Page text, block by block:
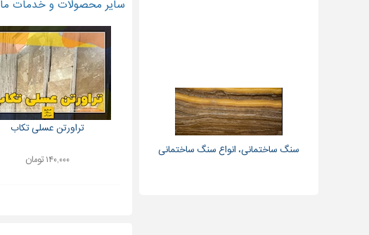
سایر محصولات و خدمات ما
تراورتن عسلی تکاب
۱۴۰,۰۰۰ تومان
سنگ ساختمانی، انواع سنگ ساختمانی